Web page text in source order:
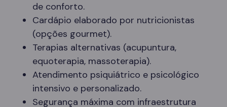
de conforto.
Cardápio elaborado por nutricionistas
(opções gourmet).
Terapias alternativas (acupuntura,
equoterapia, massoterapia).
Atendimento psiquiátrico e psicológico
intensivo e personalizado.
Segurança máxima com infraestrutura